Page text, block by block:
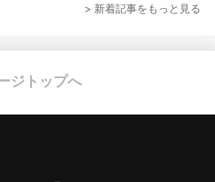
> 新着記事をもっと見る
ジトップへ